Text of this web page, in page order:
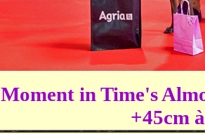
Moment in Time's
+45cm